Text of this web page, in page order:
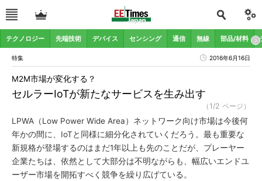
テクノロジー 先端技術 デバイス センシング 通信 無線 部品/材料
特集 2016年6月16日
セルラーIoTが新たなサービスを生み出す
M2M市場が変化する？
（1/2 ページ）
LPWA（Low Power Wide Area）ネットワーク向け市場は今後何
年かの間に、IoTと同様に細分化されていくだろう。最も重要な
新規格が登場するのはまだ1年以上も先のことだが、プレーヤー
企業たちは、依然として大部分は不明ながらも、幅広いエンドユ
ーザー市場を開拓すべく競争を繰り広げている。